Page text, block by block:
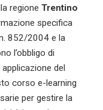
regione Trentino
specifica
852/2004 e la
l’obbligo di
del
corso e-learning
per gestire la